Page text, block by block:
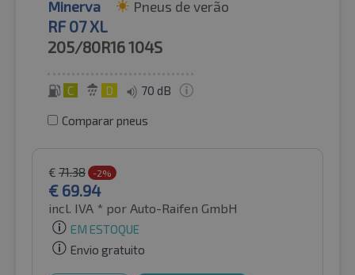
Minerva Pneus de verão
RF 07 XL
205/80R16104S
C D 70 dB
Comparar pneus
€ 71.38 -2%
€ 69.94
incl. IVA * por Auto-Raifen GmbH
EM ESTOQUE
Envio gratuito